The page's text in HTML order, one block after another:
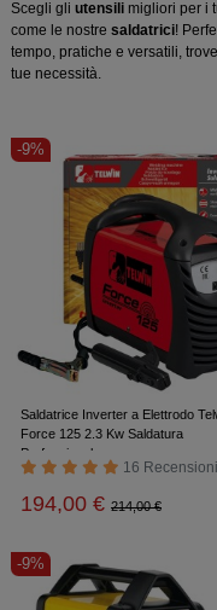
Scegli gli utensili migliori per i
come le nostre saldatrici!
tempo, pratiche e versatili,
tue necessità.
-9%
Saldatrice Inverter a Elettrodo
Force 125 2.3 Kw Saldatura
Professionale
16 Recensioni
194,00 € 214,00 €
-9%